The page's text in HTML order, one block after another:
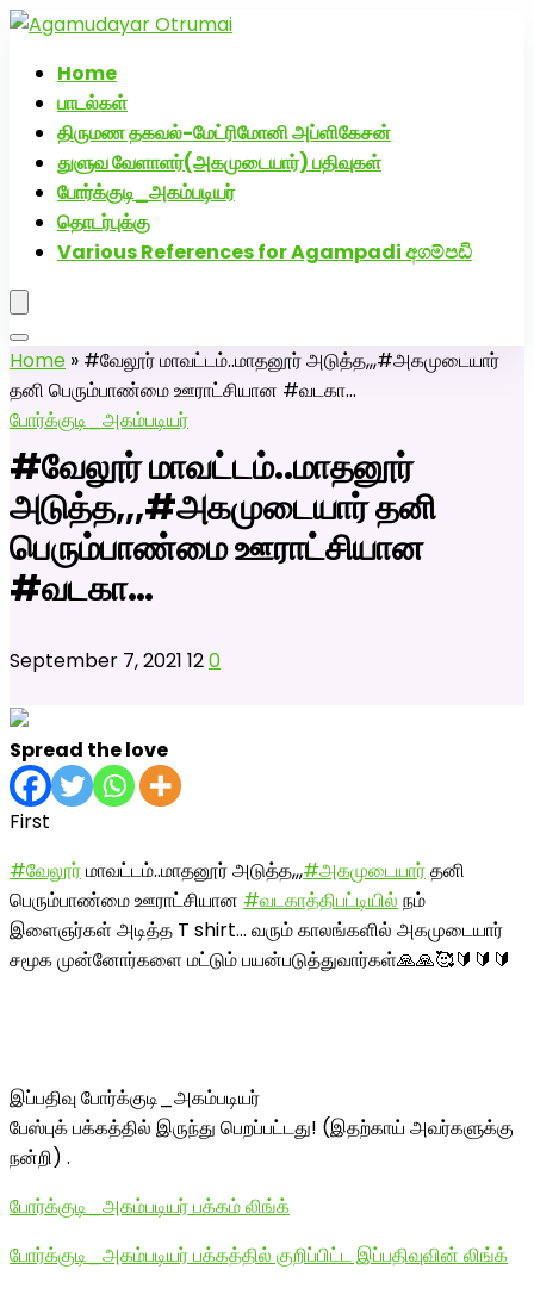
Home
பாடல்கள்
திருமண தகவல்-மேட்ரிமோனி அப்ளிகேசன்
துளுவ வேளாளர்(அகமுடையார்) பதிவுகள்
போர்க்குடி_அகம்படியர்
தொடர்புக்கு
Various References for Agampadi අගම්පඩි
Home » #வேலூர் மாவட்டம்..மாதனூர் அடுத்த,,,#அகமுடையார்
தனி பெரும்பாண்மை ஊராட்சியான #வடகா…
போர்க்குடி_அகம்படியர்
#வேலூர் மாவட்டம்..மாதனூர்
அடுத்த,,,#அகமுடையார் தனி
பெரும்பாண்மை ஊராட்சியான
#வடகா…
September 7, 2021 120
Spread the love
First
#வேலூர்மாவட்டம்..மாதனூர் அடுத்த,,,#அகமுடையார்தனி
பெரும்பாண்மை ஊராட்சியான #வடகாத்திபட்டியில் நம்
இளைஞர்கள் அடித்த T shirt… வரும் காலங்களில் அகமுடையார்
சமூக முன்னோர்களை மட்டும் பயன்படுத்துவார்கள்🙏🙏🥰🔰🔰🔰
இப்பதிவு போர்க்குடி_அகம்படியர்
பேஸ்புக் பக்கத்தில் இருந்து பெறப்பட்டது! (இதற்காய் அவர்களுக்கு
நன்றி) .
போர்க்குடி_அகம்படியர் பக்கம் லிங்க்
போர்க்குடி_அகம்படியர் பக்கத்தில் குறிப்பிட்ட இப்பதிவுவின் லிங்க்
அகமுடையார் திருமண வரன்களுக்கு அகமுடையார்மேட்ரி-